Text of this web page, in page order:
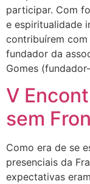
participar. Com
e espiritualidade
contribuírem com
fundador da
Gomes
V
sem
Como era de se
presenciais da
expectativas